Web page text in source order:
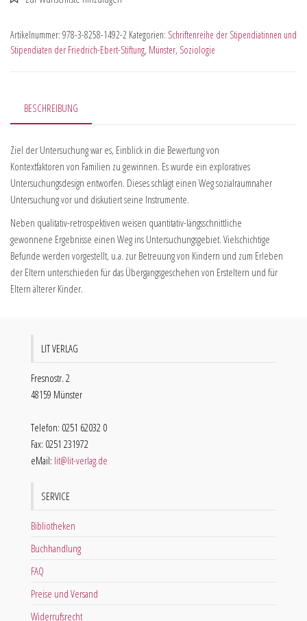
Artikelnummer: 978-3-8258-1492-2 Kategorien: Schriftenreihe der Stipendiatinnen und
Stipendiaten der Friedrich-Ebert-Stiftung, Münster, Soziologie
BESCHREIBUNG
Ziel der Untersuchung war es, Einblick in die Bewertung von
Kontextfaktoren von Familien zu gewinnen. Es wurde ein exploratives
Untersuchungsdesign entworfen. Dieses schlägt einen Weg sozialraumnaher
Untersuchung vor und diskutiert seine Instrumente.
Neben qualitativ-retrospektiven weisen quantitativ-längsschnittliche
gewonnene Ergebnisse einen Weg ins Untersuchungsgebiet. Vielschichtige
Befunde werden vorgestellt, u.a. zur Betreuung von Kindern und zum Erleben
der Eltern unterschieden für das Übergangsgeschehen von Ersteltern und für
Eltern älterer Kinder.
LIT VERLAG
Fresnostr. 2
48159 Münster
Telefon: 0251 62032 0
Fax: 0251 231972
eMail: lit@lit-verlag.de
SERVICE
Bibliotheken
Buchhandlung
FAQ
Preise und Versand
Widerrufsrecht